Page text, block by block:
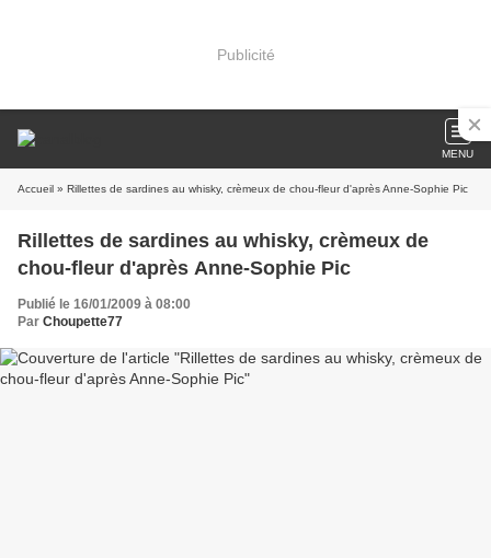
Publicité
MENU
Accueil » Rillettes de sardines au whisky, crèmeux de chou-fleur d'après Anne-Sophie Pic
Rillettes de sardines au whisky, crèmeux de
chou-fleur d'après Anne-Sophie Pic
Publié le 16/01/2009 à 08:00
Par Choupette77